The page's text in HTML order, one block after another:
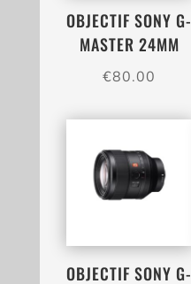
OBJECTIF SONY G-
MASTER 24MM
€80.00
OBJECTIF SONY G-